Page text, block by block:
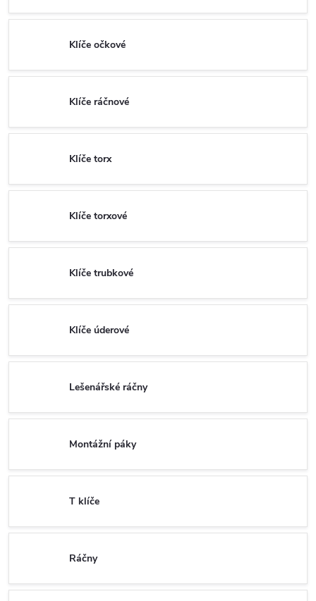
Klíče očkové
Klíče ráčnové
Klíče torx
Klíče torxové
Klíče trubkové
Klíče úderové
Lešenářské ráčny
Montážní páky
T klíče
Ráčny